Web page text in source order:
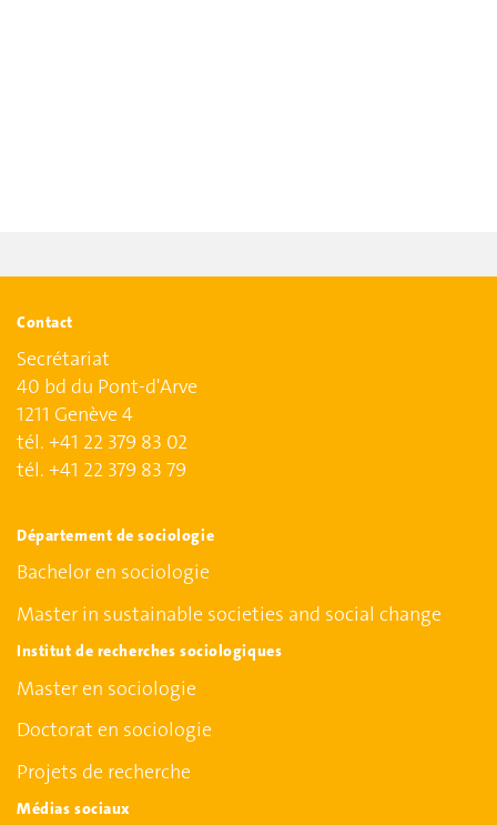
Contact
Secrétariat
40 bd du Pont-d'Arve
1211 Genève 4
tél. +41 22 379 83 02
tél. +41 22 379 83 79
Département de sociologie
Bachelor en sociologie
Master in sustainable societies and social change
Institut de recherches sociologiques
Master en sociologie
Doctorat en sociologie
Projets de recherche
Médias sociaux